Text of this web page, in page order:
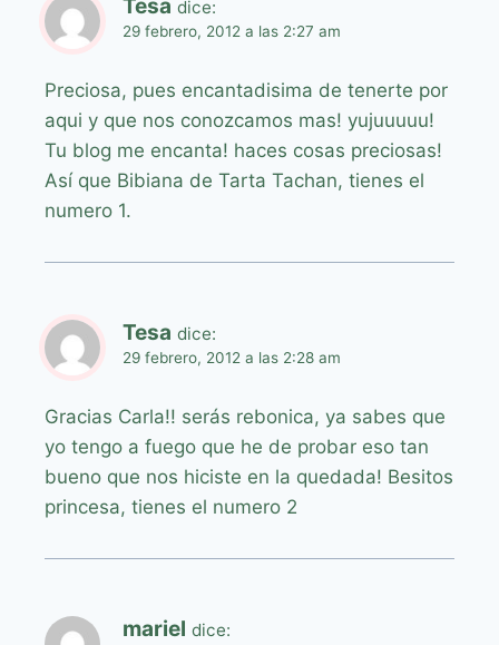
Tesa dice:
29 febrero, 2012 a las 2:27 am
Preciosa, pues encantadisima de tenerte por
aqui y que nos conozcamos mas! yujuuuuu!
Tu blog me encanta! haces cosas preciosas!
Así que Bibiana de Tarta Tachan, tienes el
numero 1.
Tesa dice:
29 febrero, 2012 a las 2:28 am
Gracias Carla!! serás rebonica, ya sabes que
yo tengo a fuego que he de probar eso tan
bueno que nos hiciste en la quedada! Besitos
princesa, tienes el numero 2
mariel dice: